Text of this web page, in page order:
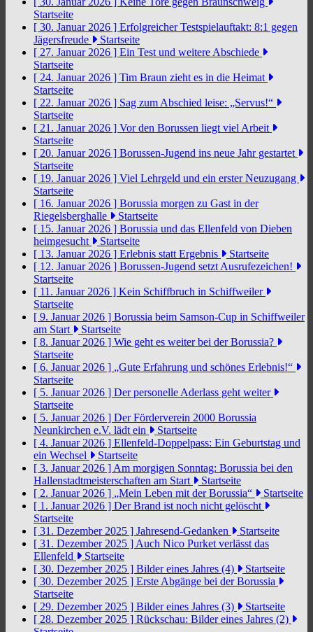
Startseite
[ 30. Januar 2026 ] Erfolgreicher Testspielauftakt: 8:1 gegen
Jägersfreude
Startseite
[ 27. Januar 2026 ] Ein Test und weitere Abschiede
Startseite
[ 24. Januar 2026 ] Tim Braun zieht es in die Heimat
Startseite
[ 22. Januar 2026 ] Sag zum Abschied leise: „Servus!“
Startseite
[ 21. Januar 2026 ] Vor den Borussen liegt viel Arbeit
Startseite
[ 20. Januar 2026 ] Borussen-Jugend ins neue Jahr gestartet
Startseite
[ 19. Januar 2026 ] Viel Lehrgeld und ein erster Neuzugang
Startseite
[ 16. Januar 2026 ] Borussia morgen zu Gast in der
Riegelsberghalle
Startseite
[ 15. Januar 2026 ] Borussia und das Ellenfeld von Dieben
heimgesucht
Startseite
[ 13. Januar 2026 ] Erlebnis statt Ergebnis
Startseite
[ 12. Januar 2026 ] Borussen-Jugend setzt Ausrufezeichen!
Startseite
[ 11. Januar 2026 ] Kein Schiffbruch in Schiffweiler
Startseite
[ 9. Januar 2026 ] Borussia beim Samson-Cup in Schiffweiler
am Start
Startseite
[ 8. Januar 2026 ] Wie geht es weiter bei der Borussia?
Startseite
[ 6. Januar 2026 ] „Gute Erfahrung und schönes Erlebnis!“
Startseite
[ 5. Januar 2026 ] Der personelle Aderlass geht weiter
Startseite
[ 5. Januar 2026 ] Der Förderverein 2000 Borussia
Neunkirchen e.V. lädt ein
Startseite
[ 4. Januar 2026 ] Ellenfeld-Doppelpass: Ein Geburtstag und
ein Wechsel
Startseite
[ 3. Januar 2026 ] Am morgigen Sonntag: Borussia bei den
Hallenstadtmeisterschaften am Start
Startseite
[ 2. Januar 2026 ] „Mein Leben mit der Borussia“
Startseite
[ 1. Januar 2026 ] Der Brand ist noch nicht gelöscht
Startseite
[ 31. Dezember 2025 ] Jahresend-Gedanken
Startseite
[ 31. Dezember 2025 ] Auch Nico Purket verlässt das
Ellenfeld
Startseite
[ 30. Dezember 2025 ] Bilder eines Jahres (4)
Startseite
[ 30. Dezember 2025 ] Erste Abgänge bei der Borussia
Startseite
[ 29. Dezember 2025 ] Bilder eines Jahres (3)
Startseite
[ 28. Dezember 2025 ] Rückschau: Bilder eines Jahres (2)